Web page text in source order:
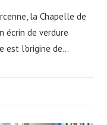
la Chapelle de
écrin de verdure
est l'origine de…